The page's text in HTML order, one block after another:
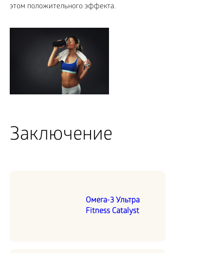
этом положительного эффекта.
Заключение
Омега-3 Ультра
Fitness Catalyst